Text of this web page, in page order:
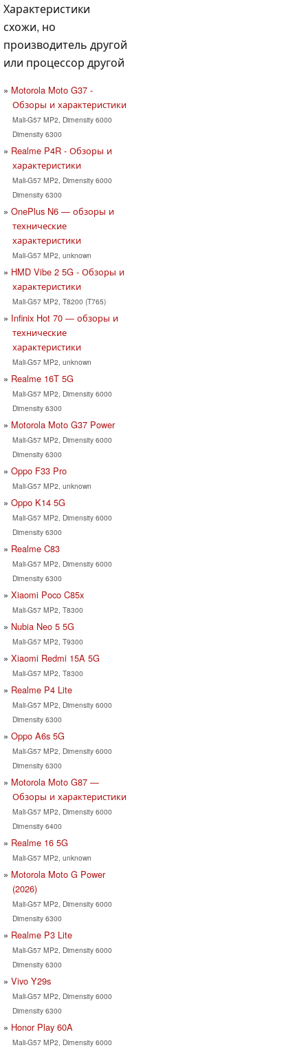
Характеристики
схожи, но
производитель другой
или процессор другой
Motorola Moto G37 -
Обзоры и характеристики
Mali-G57 MP2, Dimensity 6000
Dimensity 6300
Realme P4R - Обзоры и
характеристики
Mali-G57 MP2, Dimensity 6000
Dimensity 6300
OnePlus N6 — обзоры и
технические
характеристики
Mali-G57 MP2, unknown
HMD Vibe 2 5G - Обзоры и
характеристики
Mali-G57 MP2, T8200 (T765)
Infinix Hot 70 — обзоры и
технические
характеристики
Mali-G57 MP2, unknown
Realme 16T 5G
Mali-G57 MP2, Dimensity 6000
Dimensity 6300
Motorola Moto G37 Power
Mali-G57 MP2, Dimensity 6000
Dimensity 6300
Oppo F33 Pro
Mali-G57 MP2, unknown
Oppo K14 5G
Mali-G57 MP2, Dimensity 6000
Dimensity 6300
Realme C83
Mali-G57 MP2, Dimensity 6000
Dimensity 6300
Xiaomi Poco C85x
Mali-G57 MP2, T8300
Nubia Neo 5 5G
Mali-G57 MP2, T9300
Xiaomi Redmi 15A 5G
Mali-G57 MP2, T8300
Realme P4 Lite
Mali-G57 MP2, Dimensity 6000
Dimensity 6300
Oppo A6s 5G
Mali-G57 MP2, Dimensity 6000
Dimensity 6300
Motorola Moto G87 —
Обзоры и характеристики
Mali-G57 MP2, Dimensity 6000
Dimensity 6400
Realme 16 5G
Mali-G57 MP2, unknown
Motorola Moto G Power
(2026)
Mali-G57 MP2, Dimensity 6000
Dimensity 6300
Realme P3 Lite
Mali-G57 MP2, Dimensity 6000
Dimensity 6300
Vivo Y29s
Mali-G57 MP2, Dimensity 6000
Dimensity 6300
Honor Play 60A
Mali-G57 MP2, Dimensity 6000